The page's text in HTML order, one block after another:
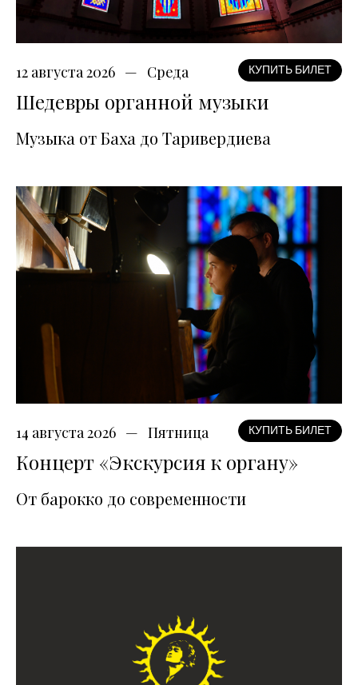
12 августа 2026 Среда КУПИТЬ БИЛЕТ
Шедевры органной музыки
Музыка от Баха до Таривердиева
14 августа 2026 Пятница КУПИТЬ БИЛЕТ
Концерт «Экскурсия к органу»
От барокко до современности